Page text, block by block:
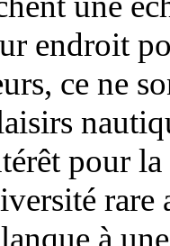
endroit
ce ne
pour
à